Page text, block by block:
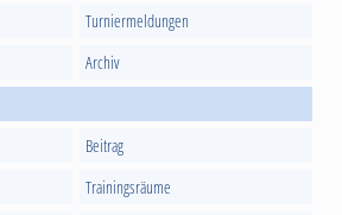
Turniermeldungen
Archiv
Beitrag
Trainingsräume